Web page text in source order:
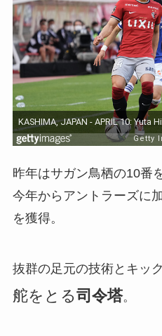
昨年はサガン鳥栖の10番
今年からアントラーズに
を獲得。
抜群の足元の技術とキッ
舵をとる司令塔。